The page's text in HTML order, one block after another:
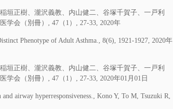
垣正樹、瀧沢義教、内山健二、谷塚千賀子、一戸利
学会（別冊）, 47（1）, 27-33, 2020年
Phenotype of Adult Asthma., 8(6), 1921-1927, 2020年
垣正樹、瀧沢義教、内山健二、谷塚千賀子、一戸利
会（別冊）, 47（1）, 27-33, 2020年01月01日
airway hyperresponsiveness., Kono Y, To M, Tsuzuki R,